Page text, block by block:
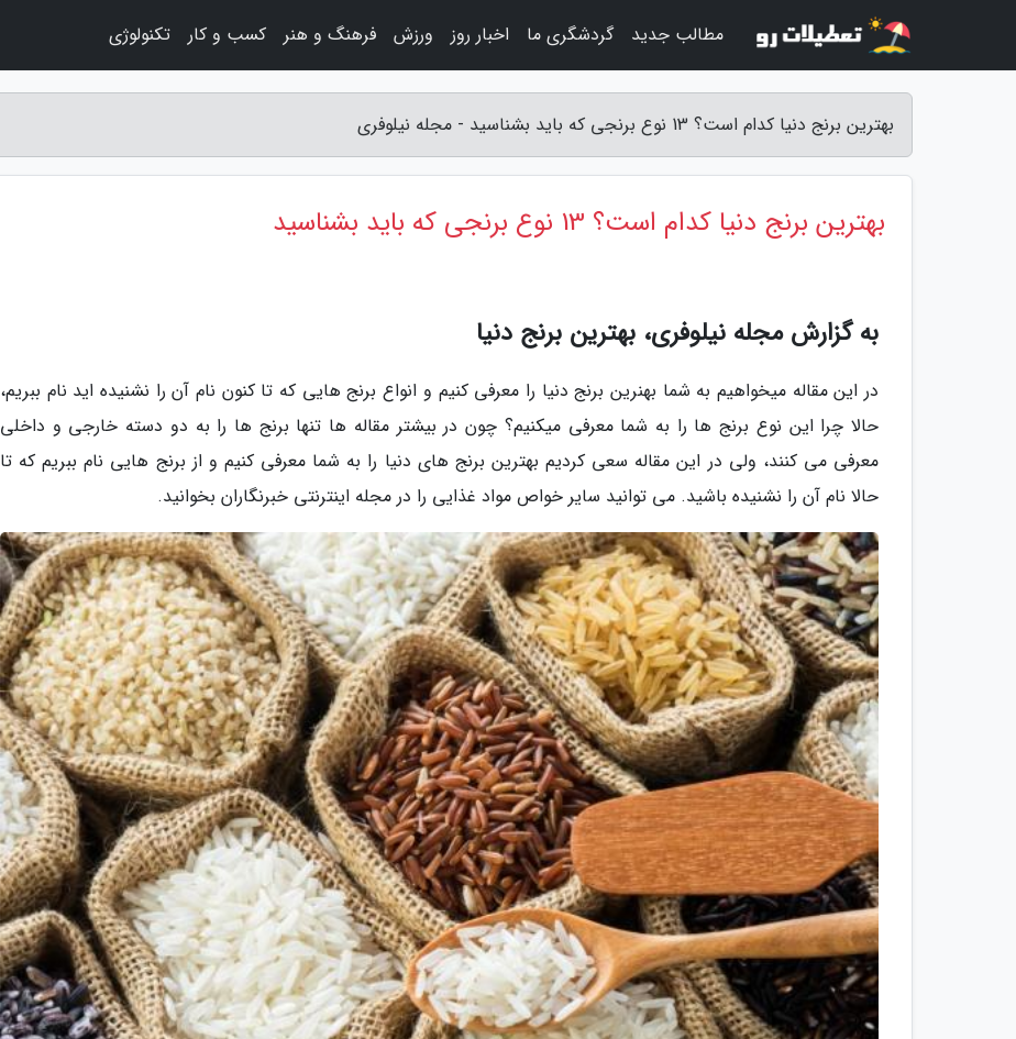
بهترین برنج دنیا کدام است؟ 13 نوع برنجی که باید بشناسید - مجله نیلوفری
بهترین برنج دنیا کدام است؟ 13 نوع برنجی که باید بشناسید
به گزارش مجله نیلوفری، بهترین برنج دنیا
در این مقاله میخواهیم به شما بهنرین برنج دنیا را معرفی کنیم و انواع برنج هایی که تا کنون نام آن را نشنیده اید نام ببریم،
حالا چرا این نوع برنج ها را به شما معرفی میکنیم؟ چون در بیشتر مقاله ها تنها برنج ها را به دو دسته خارجی و داخلی
معرفی می کنند، ولی در این مقاله سعی کردیم بهترین برنج های دنیا را به شما معرفی کنیم و از برنج هایی نام ببریم که تا
حالا نام آن را نشنیده باشید. می توانید سایر خواص مواد غذایی را در مجله اینترنتی خبرنگاران بخوانید.
مطالب جدید گردشگری ما اخبار روز ورزش فرهنگ و هنر کسب و کار تکنولوژی